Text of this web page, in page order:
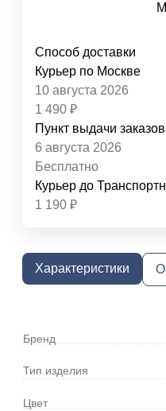
Способ доставки
Курьер по Москве
10 августа 2026
1 490 ₽
Пункт выдачи заказов
6 августа 2026
Бесплатно
Курьер до
1 190 ₽
Характеристики
Бренд
Тип изделия
Цвет